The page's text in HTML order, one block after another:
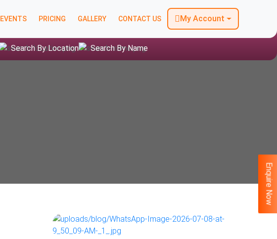
EVENTS PRICING GALLERY CONTACT US My Account
Search By Location Search By Name
Enquire Now